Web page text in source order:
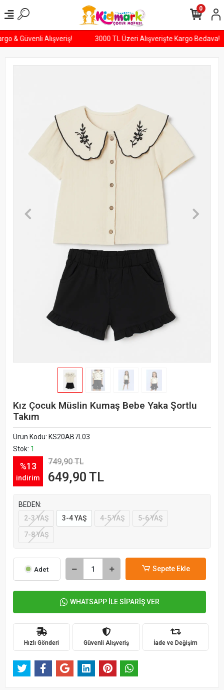
& Güvenli Alışveriş! 3000 TL Üzeri Alışverişte Kargo
0
Kız Çocuk Müslin Kumaş Bebe Yaka Şortlu
Takım
Ürün Kodu: KS20AB7L03
Stok: 1
%13
indirim
749,90 TL
649,90 TL
BEDEN:
2-3 YAŞ
3-4 YAŞ 4-5 YAŞ 5-6 YAŞ
7-8 YAŞ
Adet Sepete Ekle
WHATSAPP İLE SİPARİŞ VER
Hızlı Gönderi Güvenli Alışveriş İade ve Değişim